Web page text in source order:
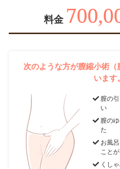
料金
次のような方が膣縮小術
います
膣の引
い
膣のゆ
た
お風呂
こと
くしゃ